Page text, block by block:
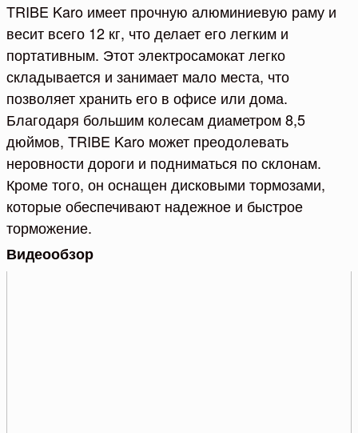
TRIBE Karo имеет прочную алюминиевую раму и
весит всего 12 кг, что делает его легким и
портативным. Этот электросамокат легко
складывается и занимает мало места, что
позволяет хранить его в офисе или дома.
Благодаря большим колесам диаметром 8,5
дюймов, TRIBE Karo может преодолевать
неровности дороги и подниматься по склонам.
Кроме того, он оснащен дисковыми тормозами,
которые обеспечивают надежное и быстрое
торможение.
Видеообзор